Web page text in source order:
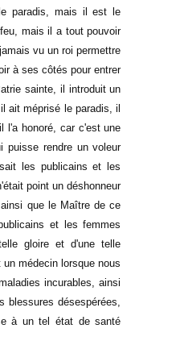
paradis, mais il est le
mais il a tout pouvoir
vu un roi permettre
à ses côtés pour entrer
sainte, il introduit un
ait méprisé le paradis, il
l'a honoré, car c'est une
puisse rendre un voleur
les publicains et les
point un déshonneur
que le Maître de ce
et les femmes
gloire et d'une telle
médecin lorsque nous
incurables, ainsi
blessures désespérées,
à un tel état de santé